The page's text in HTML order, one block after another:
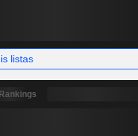
listas
Rankings